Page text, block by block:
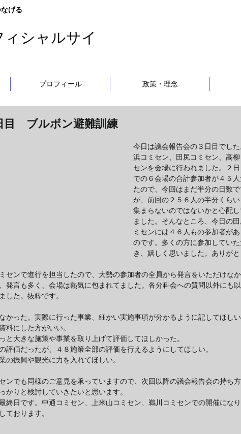
げる
シャルサイ
プロフィール 政策・理念
目 ブルボン避難訓練
今日は議会報告会の３日目でし
浜コミセン、田尻コミセン、高柳
センを会場に行われました。２日
での６会場の合計参加者が４５人
たので、今回はまだ半分の日数
が、前回の２５６人の半分くら
集まらないのではないかと心配
ました。そんなところ、今日の田
ミセンには４６人もの参加者が
のです。多くの方に参加してい
き、嬉しく思いました。ありが
センで進行を担当したので、大勢の参加者の全員から発言をいただけな
発言も多く、会場は熱気に包まれてました。各分科会への質問以外にも
した。抜粋です。
かった。実際に行った事業、細かい実施事項が分かるように記してほし
料にした方がいい。
と大きな施策や事業を取り上げて評価してほしかった。
評価だったが、４８施策全部の評価を行えるようにしてほしい。
の振興や観光に力を入れてほしい。
ンでも同様のご意見を承っていますので、次回以降の議会報告会の持ち
かりと検討していきたいと思います。
終日です。中通コミセン、上米山コミセン、鵜川コミセンでの開催にな
ております。